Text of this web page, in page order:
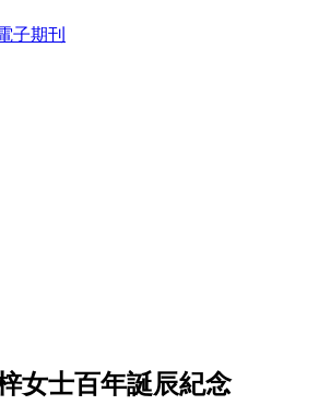
子期刊
女士百年誕辰紀念